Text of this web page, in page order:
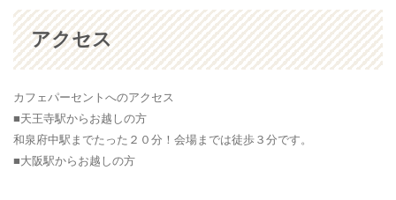
アクセス
カフェパーセントへのアクセス
■天王寺駅からお越しの方
和泉府中駅までたった２０分！会場までは徒歩３分です。
■大阪駅からお越しの方